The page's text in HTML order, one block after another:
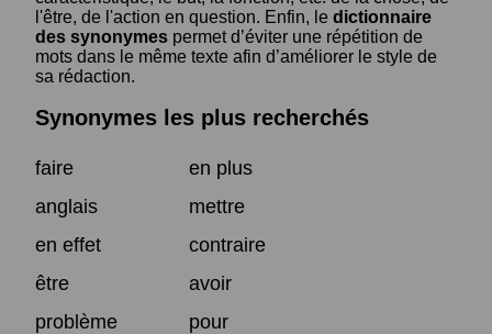
l'être, de l'action en question. Enfin, le dictionnaire
des synonymes permet d’éviter une répétition de
mots dans le même texte afin d’améliorer le style de
sa rédaction.
Synonymes les plus recherchés
faire
en plus
anglais
mettre
en effet
contraire
être
avoir
problème
pour